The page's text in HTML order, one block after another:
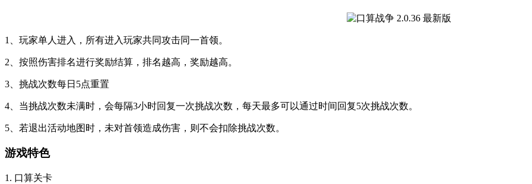
1、玩家单人进入，所有进入玩家共同攻击同一首领。
2、按照伤害排名进行奖励结算，排名越高，奖励越高。
3、挑战次数每日5点重置
4、当挑战次数未满时，会每隔3小时回复一次挑战次数，每天最多可以通过时间回复5次挑战次数。
5、若退出活动地图时，未对首领造成伤害，则不会扣除挑战次数。
游戏特色
1. 口算关卡